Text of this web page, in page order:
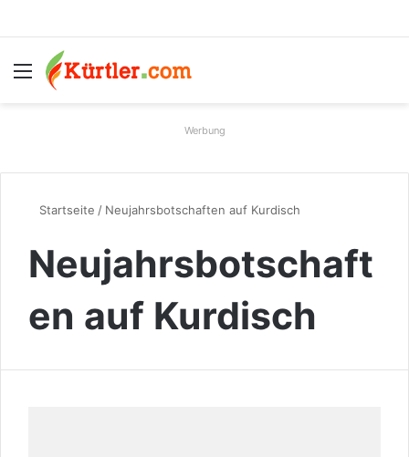
Menü
Werbung
Startseite / Neujahrsbotschaften auf Kurdisch
Neujahrsbotschaft
en auf Kurdisch